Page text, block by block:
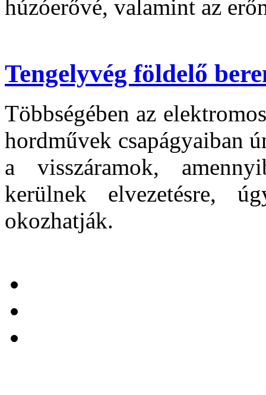
húzóerővé, valamint az
Tengelyvég földelő
Többségében az
hordművek csapágyaiban
a visszáramok,
kerülnek elvezetésre,
okozhatják.